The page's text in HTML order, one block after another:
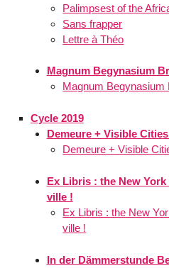
Palimpsest of the
Sans frapper
Lettre à Théo
Magnum Begynasium
Magnum Begynasium
Cycle 2019
Demeure + Visible
Demeure + Visible
Ex Libris : the New
ville !
Ex Libris : the New
ville !
In der Dämmerstunde